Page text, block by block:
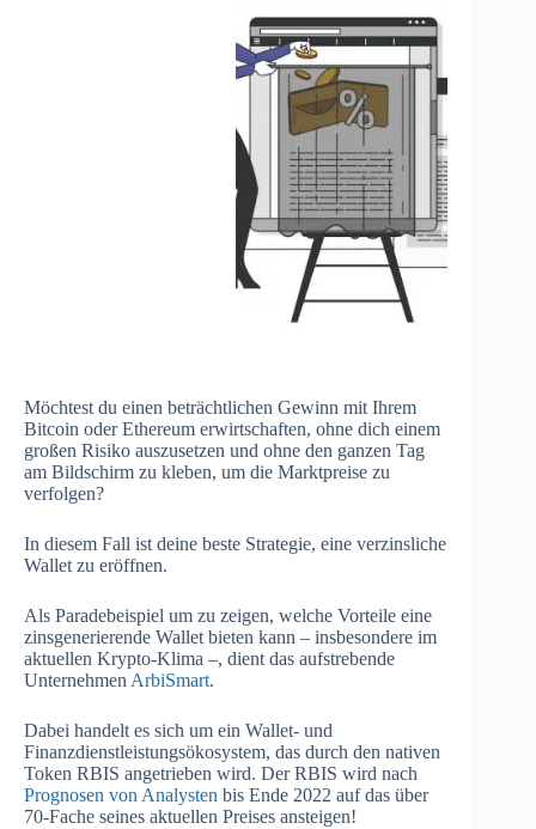
Möchtest du einen beträchtlichen Gewinn mit Ihrem
Bitcoin oder Ethereum erwirtschaften, ohne dich einem
großen Risiko auszusetzen und ohne den ganzen Tag
am Bildschirm zu kleben, um die Marktpreise zu
verfolgen?
In diesem Fall ist deine beste Strategie, eine verzinsliche
Wallet zu eröffnen.
Als Paradebeispiel um zu zeigen, welche Vorteile eine
zinsgenerierende Wallet bieten kann – insbesondere im
aktuellen Krypto-Klima –, dient das aufstrebende
Unternehmen ArbiSmart.
Dabei handelt es sich um ein Wallet- und
Finanzdienstleistungsökosystem, das durch den nativen
Token RBIS angetrieben wird. Der RBIS wird nach
Prognosen von Analysten bis Ende 2022 auf das über
70-Fache seines aktuellen Preises ansteigen!